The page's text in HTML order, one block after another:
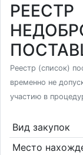
РЕЕСТР
Реестр (список)
временно не
участию в
Вид закупок
Место